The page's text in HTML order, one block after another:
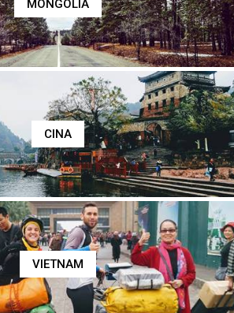
MONGOLIA
CINA
VIETNAM